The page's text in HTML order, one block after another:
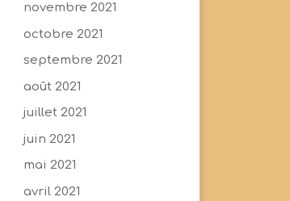
novembre 2021
octobre 2021
septembre 2021
août 2021
juillet 2021
juin 2021
mai 2021
avril 2021